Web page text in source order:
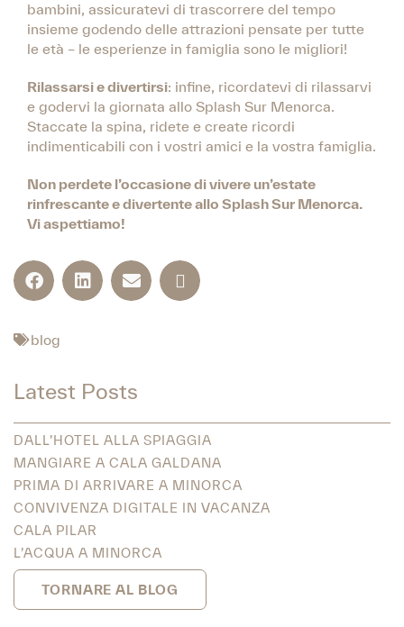
bambini, assicuratevi di trascorrere del tempo
insieme godendo delle attrazioni pensate per tutte
le età – le esperienze in famiglia sono le migliori!
Rilassarsi e divertirsi: infine, ricordatevi di rilassarvi
e godervi la giornata allo Splash Sur Menorca.
Staccate la spina, ridete e create ricordi
indimenticabili con i vostri amici e la vostra famiglia.
Non perdete l’occasione di vivere un’estate
rinfrescante e divertente allo Splash Sur Menorca.
Vi aspettiamo!
blog
Latest Posts
DALL’HOTEL ALLA SPIAGGIA
MANGIARE A CALA GALDANA
PRIMA DI ARRIVARE A MINORCA
CONVIVENZA DIGITALE IN VACANZA
CALA PILAR
L’ACQUA A MINORCA
TORNARE AL BLOG